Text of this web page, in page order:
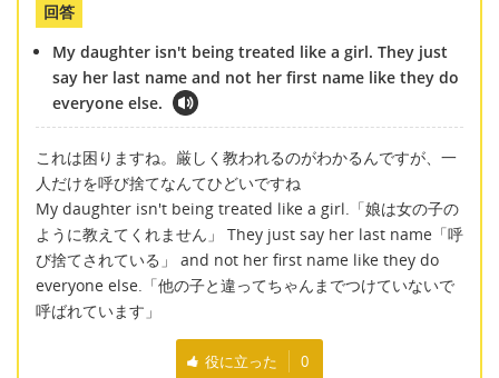
回答
My daughter isn't being treated like a girl. They just
say her last name and not her first name like they do
everyone else.
これは困りますね。厳しく教われるのがわかるんですが、一
人だけを呼び捨てなんてひどいですね
My daughter isn't being treated like a girl.「娘は女の子の
ように教えてくれません」 They just say her last name「呼
び捨てされている」 and not her first name like they do
everyone else.「他の子と違ってちゃんまでつけていないで
呼ばれています」
役に立った 0